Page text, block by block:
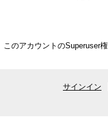
このアカウントのSuperuser権
サインイン